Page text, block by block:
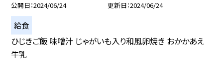
公開日 2024/06/24 更新日 2024/06/24
給食
ひじきご飯 味噌汁 じゃがいも入り和風卵焼き おかかあえ
牛乳